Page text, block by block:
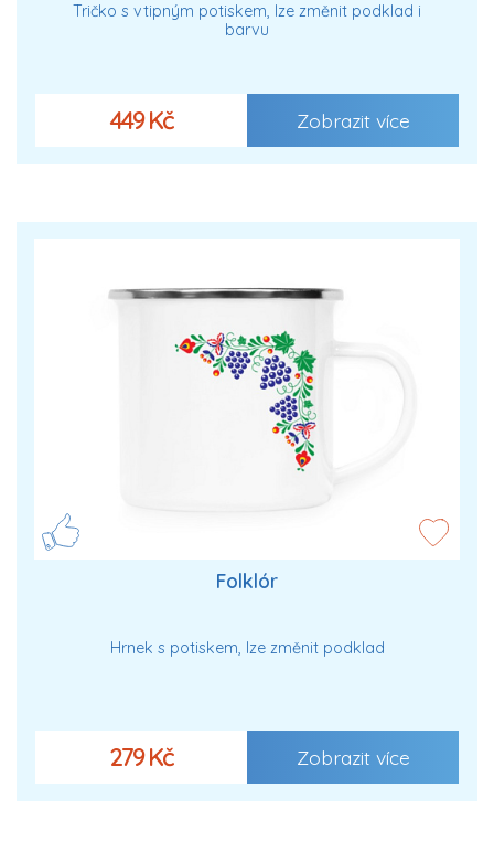
Tričko s vtipným potiskem, lze změnit podklad i
barvu
449 Kč Zobrazit více
Folklór
Hrnek s potiskem, lze změnit podklad
279 Kč Zobrazit více